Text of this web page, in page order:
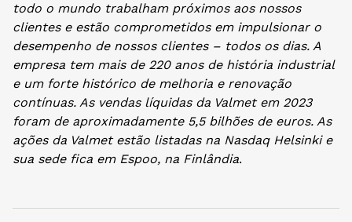
todo o mundo trabalham próximos aos nossos
clientes e estão comprometidos em impulsionar o
desempenho de nossos clientes – todos os dias. A
empresa tem mais de 220 anos de história industrial
e um forte histórico de melhoria e renovação
contínuas. As vendas líquidas da Valmet em 2023
foram de aproximadamente 5,5 bilhões de euros. As
ações da Valmet estão listadas na Nasdaq Helsinki e
sua sede fica em Espoo, na Finlândia.